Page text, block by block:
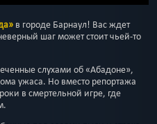
в городе Барнаул! Вас ждет
шаг может стоит чьей-то
слухами об «Абадоне»,
ужаса. Но вместо репортажа
в смертельной игре, где